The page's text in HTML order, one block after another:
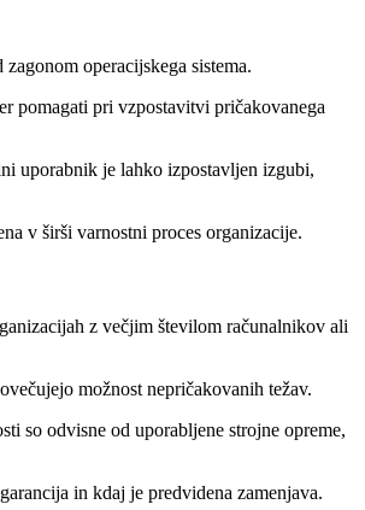
operacijskega sistema.
pomagati pri vzpostavitvi pričakovanega
uporabnik je lahko izpostavljen izgubi,
v širši varnostni proces organizacije.
z večjim številom računalnikov ali
možnost nepričakovanih težav.
so odvisne od uporabljene strojne opreme,
in kdaj je predvidena zamenjava.